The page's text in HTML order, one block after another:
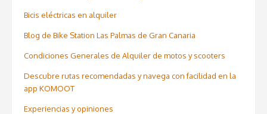
Bicis eléctricas en alquiler
Blog de Bike Station Las Palmas de Gran Canaria
Condiciones Generales de Alquiler de motos y scooters
Descubre rutas recomendadas y navega con facilidad en la
app KOMOOT
Experiencias y opiniones